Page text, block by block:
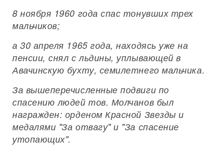
8 ноября 1960 года спас тонувших трех
мальчиков;
а 30 апреля 1965 года, находясь уже на
пенсии, снял с льдины, уплывающей в
Авачинскую бухту, семилетнего мальчика.
За вышеперечисленные подвиги по
спасению людей тов. Молчанов был
награжден: орденом Красной Звезды и
медалями "За отвагу" и "За спасение
утопающих".